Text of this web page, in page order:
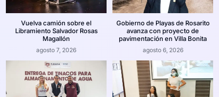
Vuelva camión sobre el
Libramiento Salvador Rosas
Magallón
agosto 7, 2026
Gobierno de Playas de Rosarito
avanza con proyecto de
pavimentación en Villa Bonita
agosto 6, 2026